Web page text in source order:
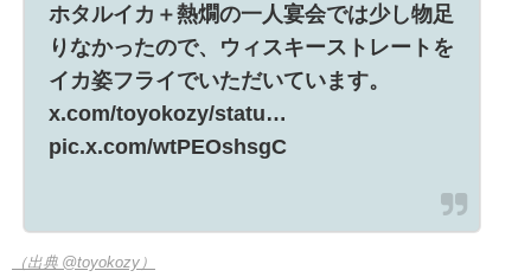
ホタルイカ＋熱燗の一人宴会では少し物足
りなかったので、ウィスキーストレートを
イカ姿フライでいただいています。
x.com/toyokozy/statu…
pic.x.com/wtPEOshsgC
（出典 @toyokozy）